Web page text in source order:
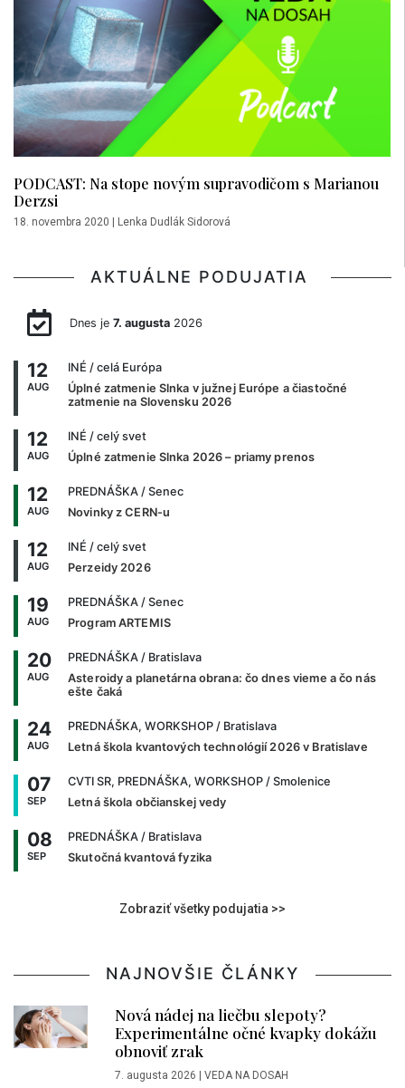
PODCAST: Na stope novým supravodičom s Marianou
Derzsi
18. novembra 2020 | Lenka Dudlák Sidorová
AKTUÁLNE PODUJATIA
Dnes je 7. augusta2026
12
AUG
INÉ / celá Európa
Úplné zatmenie Slnka v južnej Európe a čiastočné
zatmenie na Slovensku 2026
12
AUG
INÉ / celý svet
Úplné zatmenie Slnka 2026 – priamy prenos
12
AUG
PREDNÁŠKA / Senec
Novinky z CERN-u
12
AUG
INÉ / celý svet
Perzeidy 2026
19
AUG
PREDNÁŠKA / Senec
Program ARTEMIS
20
AUG
PREDNÁŠKA / Bratislava
Asteroidy a planetárna obrana: čo dnes vieme a čo nás
ešte čaká
24
AUG
PREDNÁŠKA, WORKSHOP / Bratislava
Letná škola kvantových technológií 2026 v Bratislave
07
SEP
CVTI SR, PREDNÁŠKA, WORKSHOP / Smolenice
Letná škola občianskej vedy
08
SEP
PREDNÁŠKA / Bratislava
Skutočná kvantová fyzika
Zobraziť všetky podujatia >>
NAJNOVŠIE ČLÁNKY
Nová nádej na liečbu slepoty?
Experimentálne očné kvapky dokážu
obnoviť zrak
7. augusta 2026 VEDA NA DOSAH